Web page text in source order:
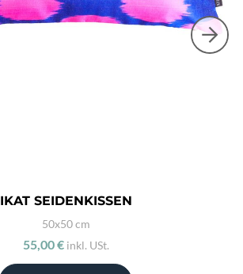
IKAT SEIDENKISSEN
50x50 cm
55,00 € inkl. USt.